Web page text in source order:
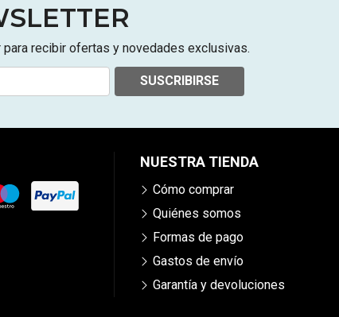
recibir ofertas y novedades exclusivas.
SUSCRIBIRSE
NUESTRA TIENDA
Cómo comprar
Quiénes somos
Formas de pago
Gastos de envío
Garantía y devoluciones